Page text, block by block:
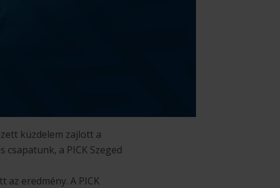
küzdelem zajlott a
a PICK Szeged
az eredmény. A PICK